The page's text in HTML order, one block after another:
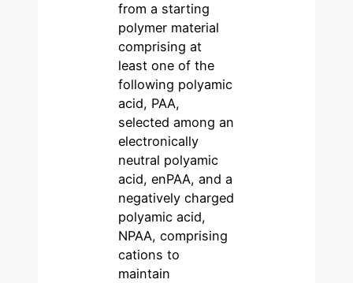
from a starting
polymer material
comprising at
least one of the
following polyamic
acid, PAA,
selected among an
electronically
neutral polyamic
acid, enPAA, and a
negatively charged
polyamic acid,
NPAA, comprising
cations to
maintain